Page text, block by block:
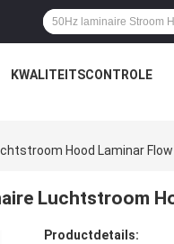
KWALITEITSCONTROLE
Hood Laminar
Luchtstroom
Productdetails: